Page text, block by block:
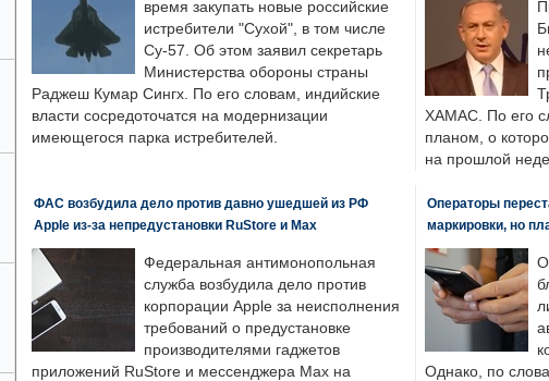
время закупать новые российские
истребители "Сухой", в том числе
Су-57. Об этом заявил секретарь
Министерства обороны страны
Раджеш Кумар Сингх. По его словам, индийские
власти сосредоточатся на модернизации
имеющегося парка истребителей.
ХАМАС. По его
планом, о
на прошлой
ФАС возбудила дело против давно ушедшей из РФ
Apple из-за непредустановки RuStore и Max
Федеральная антимонопольная
служба возбудила дело против
корпорации Apple за неисполнения
требований о предустановке
производителями гаджетов
приложений RuStore и мессенджера Max на
Операторы
маркировки, но
Однако, по